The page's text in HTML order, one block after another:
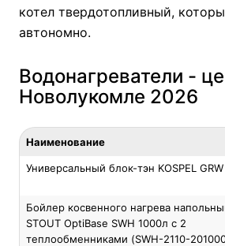
котел твердотопливный,
автономно.
Водонагреватели -
Новолукомле 2026
Наименование
Универсальный блок-тэн KOSPEL GRW
Бойлер косвенного нагрева
STOUT OptiBase SWH 1000л с 2
теплообменниками (SWH-2110-